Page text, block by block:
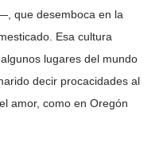
que desemboca en la
Esa cultura
lugares del mundo
decir procacidades al
amor, como en Oregón